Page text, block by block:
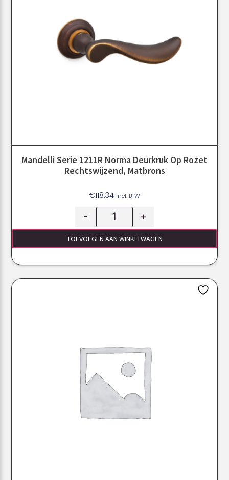
Mandelli Serie 1211R Norma Deurkruk Op Rozet
Rechtswijzend, Matbrons
€118.34 Incl. BTW
- +
TOEVOEGEN AAN WINKELWAGEN